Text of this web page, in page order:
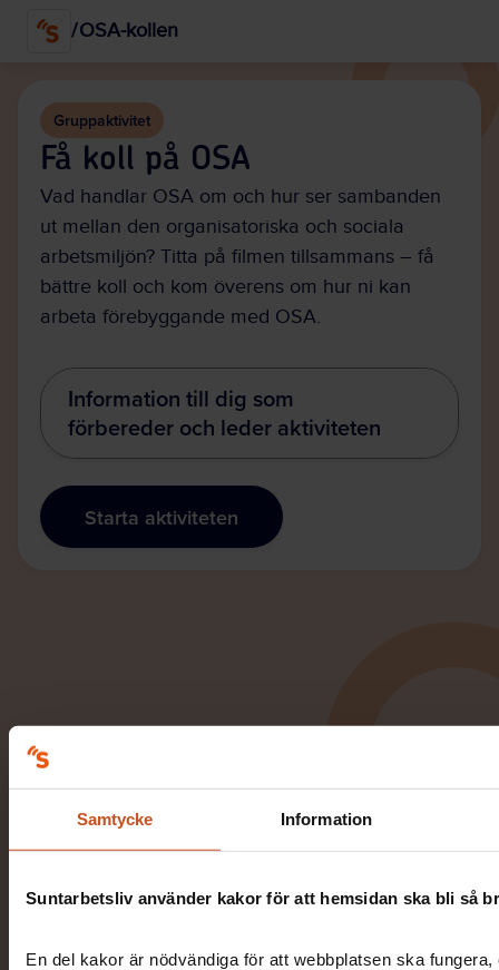
Samtycke Information
Suntarbetsliv använder kakor för att hemsidan ska bli så
En del kakor är nödvändiga för att webbplatsen ska
huvudinnehållet
/OSA-kollen
Gruppaktivitet
Få koll på OSA
Vad handlar OSA om och hur ser sambanden
ut mellan den organisatoriska och sociala
arbetsmiljön? Titta på filmen tillsammans – få
bättre koll och kom överens om hur ni kan
arbeta förebyggande med OSA.
Information till dig som
förbereder och leder aktiviteten
Starta aktiviteten